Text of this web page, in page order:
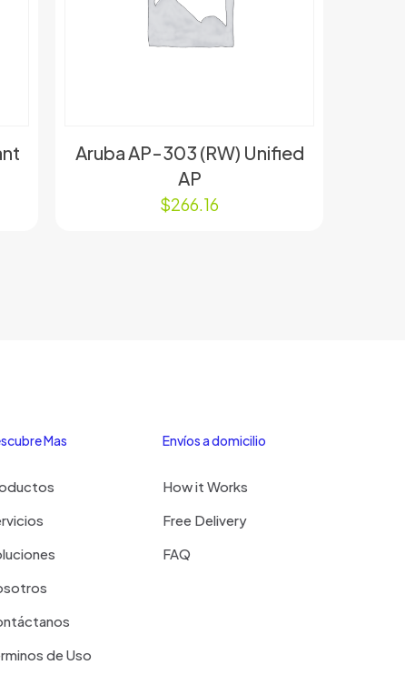
Aruba AP-303 (RW) Unified
AP
$266.16
Mas
de Uso
Envíos a domicilio
How it Works
Free Delivery
FAQ